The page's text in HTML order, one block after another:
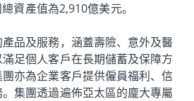
資產值為2,910億美元。
品及服務，涵蓋壽險、意外及醫
足個人客戶在長期儲蓄及保障方
亦為企業客戶提供僱員福利、信
集團透過遍佈亞太區的龐大專屬